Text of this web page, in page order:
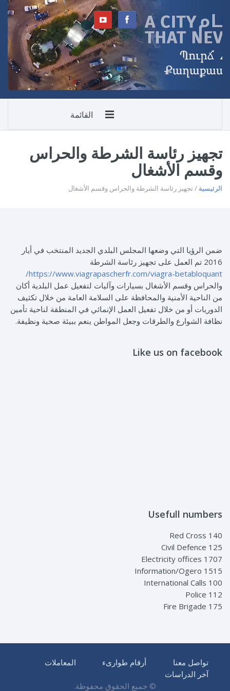
القائمة
تجهيز رئاسة الشرطة والحراس
وقسم الأشغال
الرئيسية / تجهيز رئاسة الشرطة والحراس وقسم الأشغال
ضمن الرؤيا التي وضعها المجلس البلدي الجديد المنتخب في أيار
2016 تم العمل على تجهيز رئاسة الشرطة
https://www.viagrapascherfr.com/viagra-betabloquant/
والحراس وقسم الأشغال بسيارات وآليات لتفعيل عمل البلدية أكان
من الناحية الأمنية والمحافظة على السلامة العامة من خلال تكثيف
الدوريات أو من خلال تفعيل العمل الإنمائي في المنطقة لناحية تأمين
نظافة الشوارع والطرقات وجعل المواطن ينعم ببيئة صحية ونظيفة.
Like us on facebook
Usefull numbers
Red Cross 140
Civil Defence 125
Electricity offices 1707
Information/Ogero 1515
International Calls 100
Police 112
Fire Brigade 175
تواصل معنا أرقام طوارىء
المعاملات
آخر الدراسات
© جميع الحقوق محفوظة.